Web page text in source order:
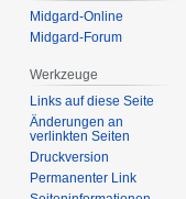
Midgard-Online
Midgard-Forum
Werkzeuge
Links auf diese Seite
Änderungen an
verlinkten Seiten
Druckversion
Permanenter Link